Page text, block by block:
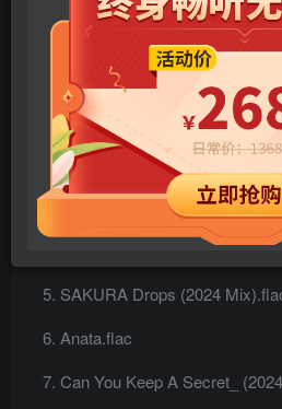
立即购买
您当前未登录！建议
Addicted To You (Re-
First Love (2022 Mix).flac
Hanataba Wo Kimini.flac
SAKURA Drops (2024
Anata.flac
Can You Keep A Secret_